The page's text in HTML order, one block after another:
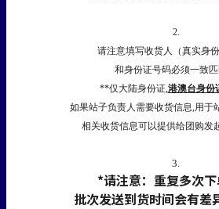
2.
请注意填写收货人（真实身份
和身份证号码必须一致匹
**仅大陆身份证,港澳台身份
如果站子负责人需要收货信息,用于
相关收货信息可以提供给团购发
3.
*请注意：重复多次下
批次发送到货时间会有差